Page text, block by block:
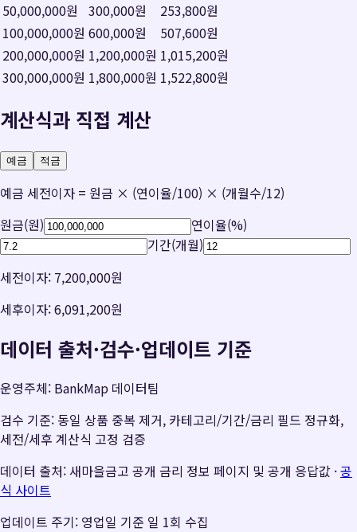
50,000,000원
300,000원
253,800원
100,000,000원 600,000원
507,600원
200,000,000원 1,200,000원 1,015,200원
300,000,000원 1,800,000원 1,522,800원
계산식과 직접 계산
예금 적금
예금 세전이자 = 원금 × (연이율/100) × (개월수/12)
원금(원)
연이율(%)
기간(개월)
세전이자: 7,200,000원
세후이자:6,091,200원
데이터 출처·검수·업데이트 기준
운영주체: BankMap 데이터팀
검수 기준: 동일 상품 중복 제거, 카테고리/기간/금리 필드 정규화,
세전/세후 계산식 고정 검증
데이터 출처: 새마을금고 공개 금리 정보 페이지 및 공개 응답값 ·공
식 사이트
업데이트 주기: 영업일 기준 일 1회 수집